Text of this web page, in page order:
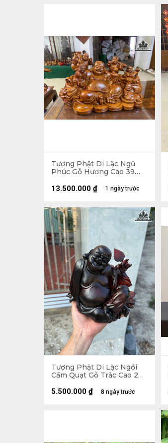
Tượng Phật Di Lặc Ngũ
Phúc Gỗ Hương Cao 39
1 ngày trước
13.500.000 ₫
Tượng Phật Di Lặc Ngồi
Cầm Quạt Gỗ Trắc Cao 20
8 ngày trước
5.500.000 ₫